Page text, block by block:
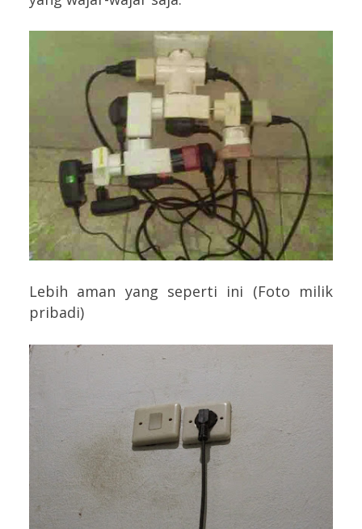
Lebih aman yang seperti ini (Foto milik
pribadi)